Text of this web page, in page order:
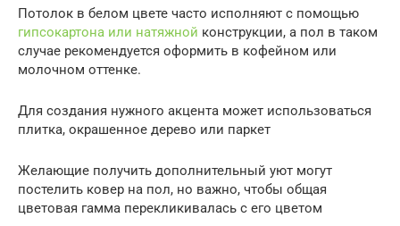
Потолок в белом цвете часто исполняют с помощью
гипсокартона или натяжной конструкции, а пол в таком
случае рекомендуется оформить в кофейном или
молочном оттенке.
Для создания нужного акцента может использоваться
плитка, окрашенное дерево или паркет
Желающие получить дополнительный уют могут
постелить ковер на пол, но важно, чтобы общая
цветовая гамма перекликивалась с его цветом